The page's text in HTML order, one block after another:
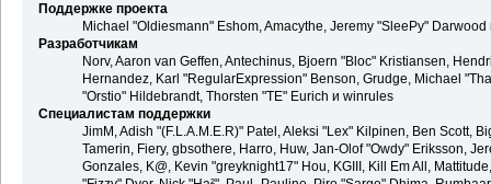
Поддержке проекта
Michael "Oldiesmann" Eshom, Amacythe, Jeremy "SleePy"
Разработчикам
Norv, Aaron van Geffen, Antechinus, Bjoern "Bloc" Kristiansen,
Hernandez, Karl "RegularExpression" Benson, Grudge, Michael
"Orstio" Hildebrandt, Thorsten "TE" Eurich и winrules
Специалистам поддержки
JimM, Adish "(F.L.A.M.E.R)" Patel, Aleksi "Lex" Kilpinen, Ben Scott,
Tamerin, Fiery, gbsothere, Harro, Huw, Jan-Olof "Owdy" Eriksson,
Gonzales, K@, Kevin "greyknight17" Hou, KGIII, Kill Em All,